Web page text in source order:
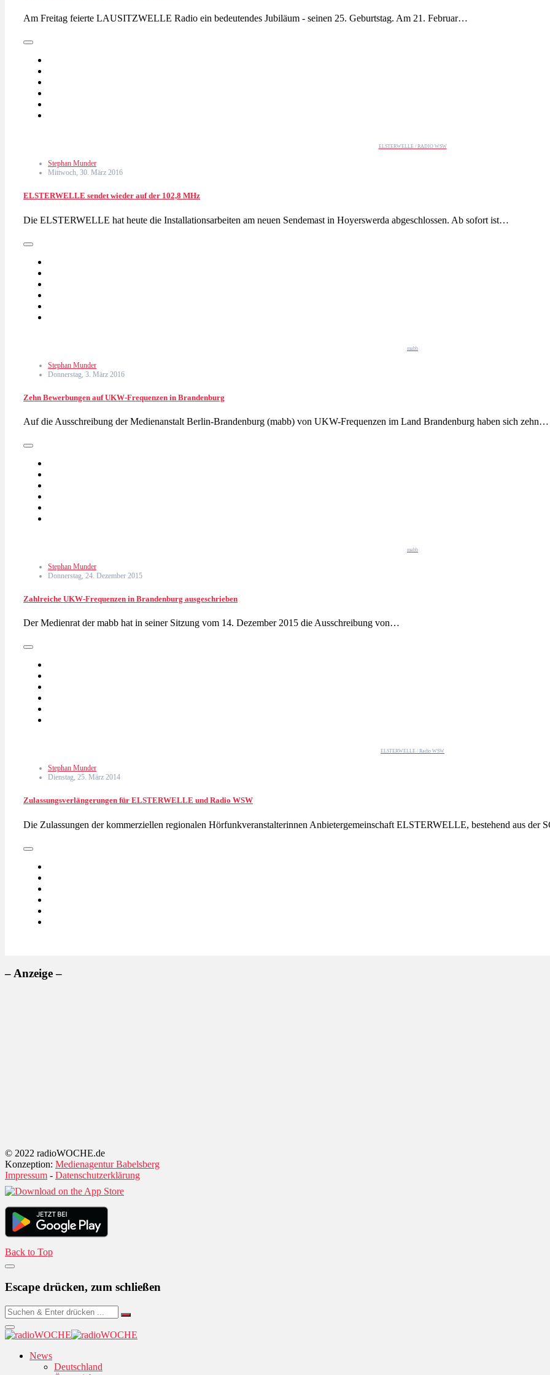
Am Freitag feierte LAUSITZWELLE Radio ein bedeutendes Jubiläum - seinen 25. Geburtstag. Am 21. Februar…
ELSTERWELLE / RADIO WSW
Stephan Munder
Mittwoch, 30. März 2016
ELSTERWELLE sendet wieder auf der 102,8 MHz
Die ELSTERWELLE hat heute die Installationsarbeiten am neuen Sendemast in Hoyerswerda abgeschlossen. Ab sofort ist…
mabb
Stephan Munder
Donnerstag, 3. März 2016
Zehn Bewerbungen auf UKW-Frequenzen in Brandenburg
Auf die Ausschreibung der Medienanstalt Berlin-Brandenburg (mabb) von UKW-Frequenzen im Land Brandenburg haben sich zehn…
mabb
Stephan Munder
Donnerstag, 24. Dezember 2015
Zahlreiche UKW-Frequenzen in Brandenburg ausgeschrieben
Der Medienrat der mabb hat in seiner Sitzung vom 14. Dezember 2015 die Ausschreibung von…
ELSTERWELLE / Radio WSW
Stephan Munder
Dienstag, 25. März 2014
Zulassungsverlängerungen für ELSTERWELLE und Radio WSW
Die Zulassungen der kommerziellen regionalen Hörfunkveranstalterinnen Anbietergemeinschaft ELSTERWELLE, bestehend aus der
– Anzeige –
© 2022 radioWOCHE.de
Konzeption: Medienagentur Babelsberg
Impressum - Datenschutzerklärung
Back to Top
Escape drücken, zum schließen
News
Deutschland